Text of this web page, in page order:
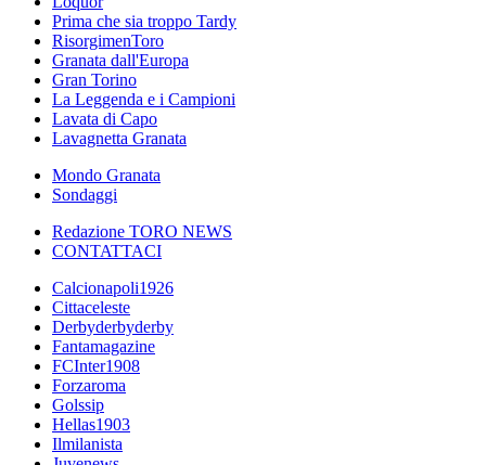
Prima che sia troppo Tardy
RisorgimenToro
Granata dall'Europa
Gran Torino
La Leggenda e i Campioni
Lavata di Capo
Lavagnetta Granata
Mondo Granata
Sondaggi
Redazione TORO NEWS
CONTATTACI
Calcionapoli1926
Cittaceleste
Derbyderbyderby
Fantamagazine
FCInter1908
Forzaroma
Golssip
Hellas1903
Ilmilanista